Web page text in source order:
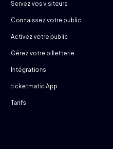
Servez vos visiteurs
Connaissez votre public
Activez votre public
Gérez votre billetterie
Intégrations
ticketmatic App
Tarifs